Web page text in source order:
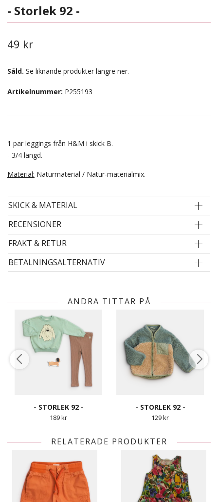
- Storlek 92 -
49 kr
Såld. Se liknande produkter längre ner.
Artikelnummer: P255193
1 par leggings från H&M i skick B.
- 3/4 längd.
Material: Naturmaterial / Natur-materialmix.
SKICK & MATERIAL
RECENSIONER
FRAKT & RETUR
BETALNINGSALTERNATIV
ANDRA TITTAR PÅ
- STORLEK 92 -
189 kr
- STORLEK 92 -
129 kr
RELATERADE PRODUKTER